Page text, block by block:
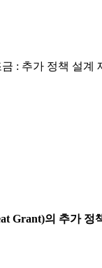
: 추가 정책 설계
Grant)의 추가